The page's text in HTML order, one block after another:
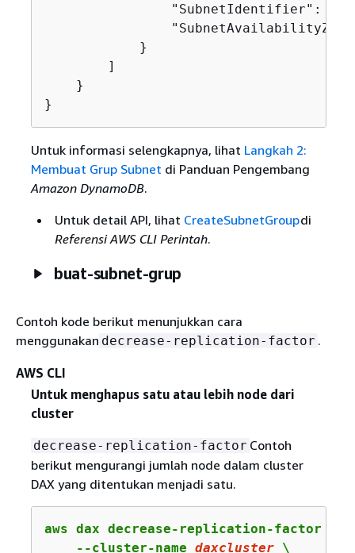
"SubnetIdentifier":
            }
        ]
    }
}
Untuk informasi selengkapnya, lihat Langkah 2:
Membuat Grup Subnet di Panduan Pengembang
Amazon DynamoDB.
Untuk detail API, lihat CreateSubnetGroupdi
Referensi AWS CLI Perintah.
buat-subnet-grup
Contoh kode berikut menunjukkan cara
menggunakan decrease-replication-factor .
AWS CLI
Untuk menghapus satu atau lebih node dari
cluster
decrease-replication-factor Contoh
berikut mengurangi jumlah node dalam cluster
DAX yang ditentukan menjadi satu.
aws dax decrease-replication-factor \
    --cluster-name
daxcluster \